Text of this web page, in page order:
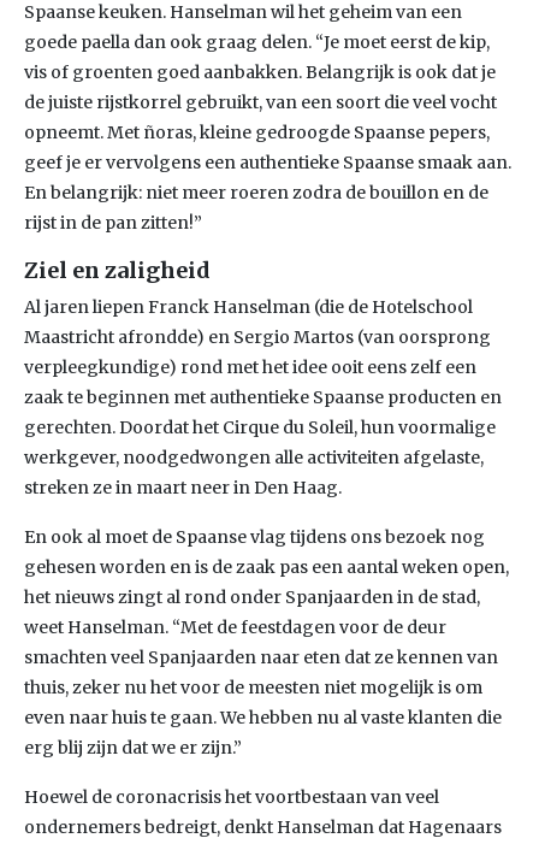
Spaanse keuken. Hanselman wil het geheim van een
goede paella dan ook graag delen. “Je moet eerst de kip,
vis of groenten goed aanbakken. Belangrijk is ook dat je
de juiste rijstkorrel gebruikt, van een soort die veel vocht
opneemt. Met ñoras, kleine gedroogde Spaanse pepers,
geef je er vervolgens een authentieke Spaanse smaak aan.
En belangrijk: niet meer roeren zodra de bouillon en de
rijst in de pan zitten!”
Ziel en zaligheid
Al jaren liepen Franck Hanselman (die de Hotelschool
Maastricht afrondde) en Sergio Martos (van oorsprong
verpleegkundige) rond met het idee ooit eens zelf een
zaak te beginnen met authentieke Spaanse producten en
gerechten. Doordat het Cirque du Soleil, hun voormalige
werkgever, noodgedwongen alle activiteiten afgelaste,
streken ze in maart neer in Den Haag.
En ook al moet de Spaanse vlag tijdens ons bezoek nog
gehesen worden en is de zaak pas een aantal weken open,
het nieuws zingt al rond onder Spanjaarden in de stad,
weet Hanselman. “Met de feestdagen voor de deur
smachten veel Spanjaarden naar eten dat ze kennen van
thuis, zeker nu het voor de meesten niet mogelijk is om
even naar huis te gaan. We hebben nu al vaste klanten die
erg blij zijn dat we er zijn.”
Hoewel de coronacrisis het voortbestaan van veel
ondernemers bedreigt, denkt Hanselman dat Hagenaars